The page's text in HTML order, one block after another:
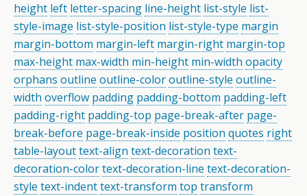
height left letter-spacing line-height list-style list-
style-image list-style-position list-style-type margin
margin-bottom margin-left margin-right margin-top
max-height max-width min-height min-width opacity
orphans outline outline-coloroutline-style outline-
width overflow padding padding-bottom padding-left
padding-right padding-top page-break-after page-
break-before page-break-inside position quotes right
table-layouttext-align text-decoration text-
decoration-colortext-decoration-line text-decoration-
style text-indenttext-transform top transform